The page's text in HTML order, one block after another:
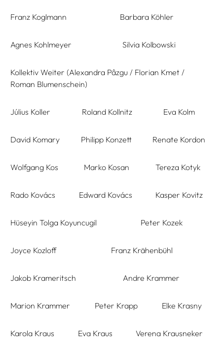
Franz Koglmann Barbara Köhler
Agnes Kohlmeyer Silvia Kolbowski
Kollektiv Weiter (Alexandra Pâzgu / Florian Kmet /
Roman Blumenschein)
Július Koller Roland Kollnitz Eva Kolm
David Komary Philipp Konzett Renate Kordon
Wolfgang Kos Marko Kosan Tereza Kotyk
Rado Kovács Edward Kovács Kasper Kovitz
Hüseyin Tolga Koyuncugil Peter Kozek
Joyce Kozloff Franz Krähenbühl
Jakob Krameritsch Andre Krammer
Marion Krammer Peter Krapp Elke Krasny
Karola Kraus Eva Kraus Verena Krausneker